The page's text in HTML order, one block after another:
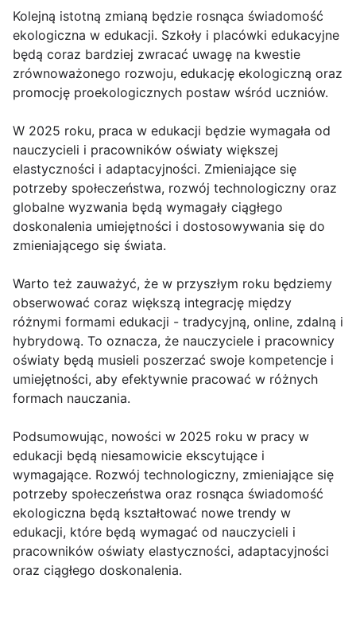
Kolejną istotną zmianą będzie rosnąca świadomość
ekologiczna w edukacji. Szkoły i placówki edukacyjne
będą coraz bardziej zwracać uwagę na kwestie
zrównoważonego rozwoju, edukację ekologiczną oraz
promocję proekologicznych postaw wśród uczniów.
W 2025 roku, praca w edukacji będzie wymagała od
nauczycieli i pracowników oświaty większej
elastyczności i adaptacyjności. Zmieniające się
potrzeby społeczeństwa, rozwój technologiczny oraz
globalne wyzwania będą wymagały ciągłego
doskonalenia umiejętności i dostosowywania się do
zmieniającego się świata.
Warto też zauważyć, że w przyszłym roku będziemy
obserwować coraz większą integrację między
różnymi formami edukacji - tradycyjną, online, zdalną i
hybrydową. To oznacza, że nauczyciele i pracownicy
oświaty będą musieli poszerzać swoje kompetencje i
umiejętności, aby efektywnie pracować w różnych
formach nauczania.
Podsumowując, nowości w 2025 roku w pracy w
edukacji będą niesamowicie ekscytujące i
wymagające. Rozwój technologiczny, zmieniające się
potrzeby społeczeństwa oraz rosnąca świadomość
ekologiczna będą kształtować nowe trendy w
edukacji, które będą wymagać od nauczycieli i
pracowników oświaty elastyczności, adaptacyjności
oraz ciągłego doskonalenia.